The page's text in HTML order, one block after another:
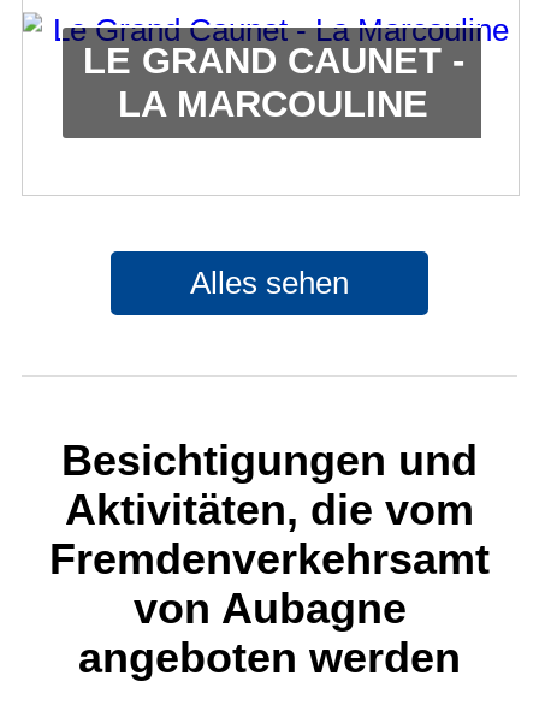
LE GRAND CAUNET -
LA MARCOULINE
Alles sehen
Besichtigungen und
Aktivitäten, die vom
Fremdenverkehrsamt
von Aubagne
angeboten werden